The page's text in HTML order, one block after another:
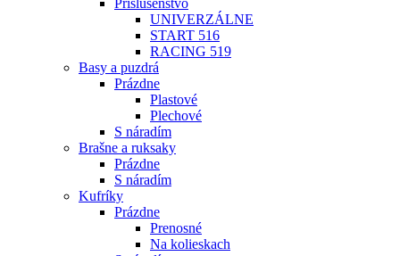
Príslušenstvo
UNIVERZÁLNE
START 516
RACING 519
Basy a puzdrá
Prázdne
Plastové
Plechové
S náradím
Brašne a ruksaky
Prázdne
S náradím
Kufríky
Prázdne
Prenosné
Na kolieskach